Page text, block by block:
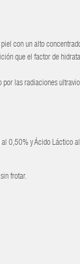
con un alto
que el factor de
las radiaciones
al 0,50% y Ácido Láctico
frotar.